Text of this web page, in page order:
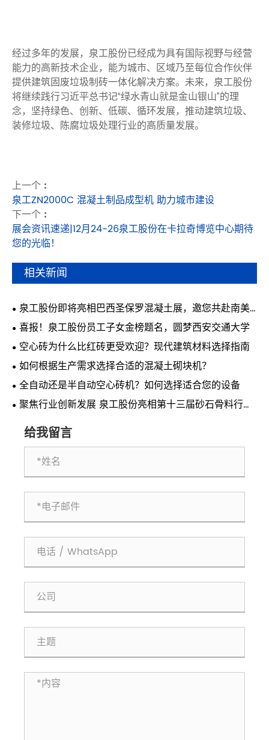
经过多年的发展，泉工股份已经成为具有国际视野与经营
能力的高新技术企业，能为城市、区域乃至每位合作伙伴
提供建筑固废垃圾制砖一体化解决方案。未来，泉工股份
将继续践行习近平总书记“绿水青山就是金山银山”的理
念，坚持绿色、创新、低碳、循环发展，推动建筑垃圾、
装修垃圾、陈腐垃圾处理行业的高质量发展。
上一个 :
泉工ZN2000C 混凝土制品成型机 助力城市建设
下一个 :
展会资讯速递|12月24-26泉工股份在卡拉奇博览中心期待
您的光临！
相关新闻
泉工股份即将亮相巴西圣保罗混凝土展，邀您共赴南美
行业盛会
喜报！泉工股份员工子女金榜题名，圆梦西安交通大学
空心砖为什么比红砖更受欢迎？现代建筑材料选择指南
如何根据生产需求选择合适的混凝土砌块机？
全自动还是半自动空心砖机？如何选择适合您的设备
聚焦行业创新发展 泉工股份亮相第十三届砂石骨料行业
给我留言